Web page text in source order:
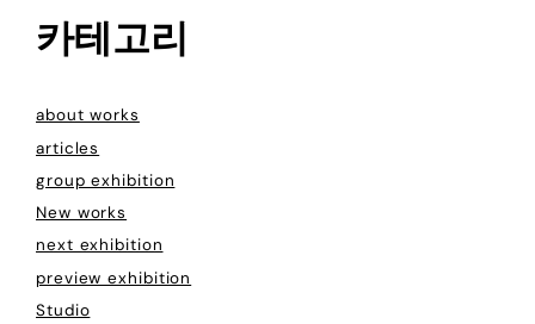
카테고리
about works
articles
group exhibition
New works
next exhibition
preview exhibition
Studio